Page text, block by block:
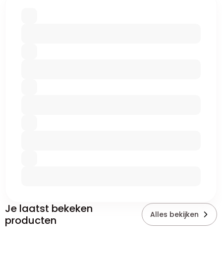
Je laatst bekeken
producten
Alles bekijken